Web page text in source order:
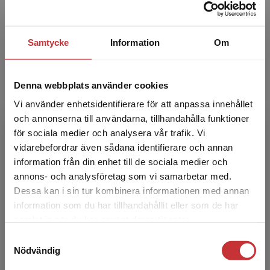
Samtycke Information Om
Denna webbplats använder cookies
Vi använder enhetsidentifierare för att anpassa innehållet
och annonserna till användarna, tillhandahålla funktioner
för sociala medier och analysera vår trafik. Vi
vidarebefordrar även sådana identifierare och annan
information från din enhet till de sociala medier och
annons- och analysföretag som vi samarbetar med.
Dessa kan i sin tur kombinera informationen med annan
information som du har tillhandahållit eller som de har
Nödvändig
Begränsad fraktregion
Det verkar som att du besöker
studentlitteratur.se via en enhet utanför Sverige.
Vi erbjuder inte leveranser utanför Sverige. För
att kunna slutföra ett köp måste
del erbjuder kvalificerade möjligheter för
eleven att arbeta hemma med sådant som
bara måste nötas in...
inkl. moms
Exkl. moms: 2 520 kr
Arc-en-ciel 6 - övningshäfte 10-pack
Osbeck, Marie-Elen
Avsedd för de elever som vill ha sitt eget
häfte att skriva in svaren till övningarna på.
Materialet är en samling sidor ur läroboken
Arc-en-ciel 6.
742 krinkl. moms
Exkl. moms: 700 kr